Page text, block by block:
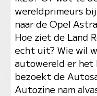
wereldprimeurs
naar de Opel
Hoe ziet de Land
echt uit? Wie wil
autowereld er het
bezoekt de
Autozine nam